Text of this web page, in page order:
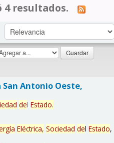
4 resultados.
Antonio Oeste,
del Estado.
Eléctrica, Sociedad del Estado,